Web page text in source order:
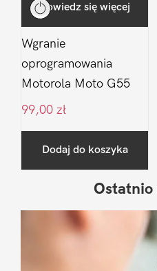
Dowiedz się więcej
Wgranie
oprogramowania
Motorola Moto G55
99,00 zł
Dodaj do koszyka
Sidebar
Ostatnio